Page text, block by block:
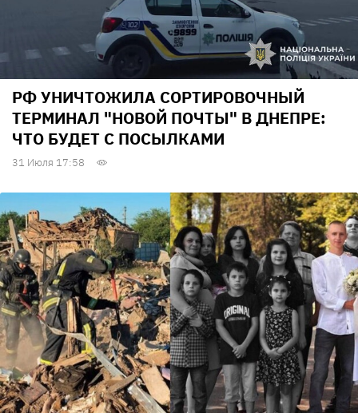
РФ УНИЧТОЖИЛА СОРТИРОВОЧНЫЙ
ТЕРМИНАЛ "НОВОЙ ПОЧТЫ" В ДНЕПРЕ:
ЧТО БУДЕТ С ПОСЫЛКАМИ
31 Июля 17:58